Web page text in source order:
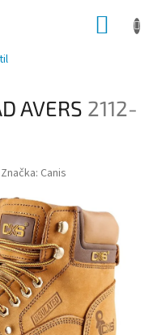
AVERS 2112-
Značka: Canis